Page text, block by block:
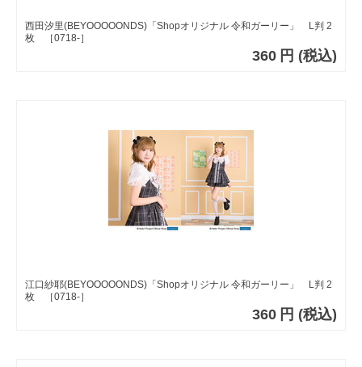
西田汐里(BEYOOOOONDS)「Shopオリジナル 令和ガーリー」 L判 2
枚 ［0718-］
360 円 (税込)
江口紗耶(BEYOOOOONDS)「Shopオリジナル 令和ガーリー」 L判 2
枚 ［0718-］
360 円 (税込)